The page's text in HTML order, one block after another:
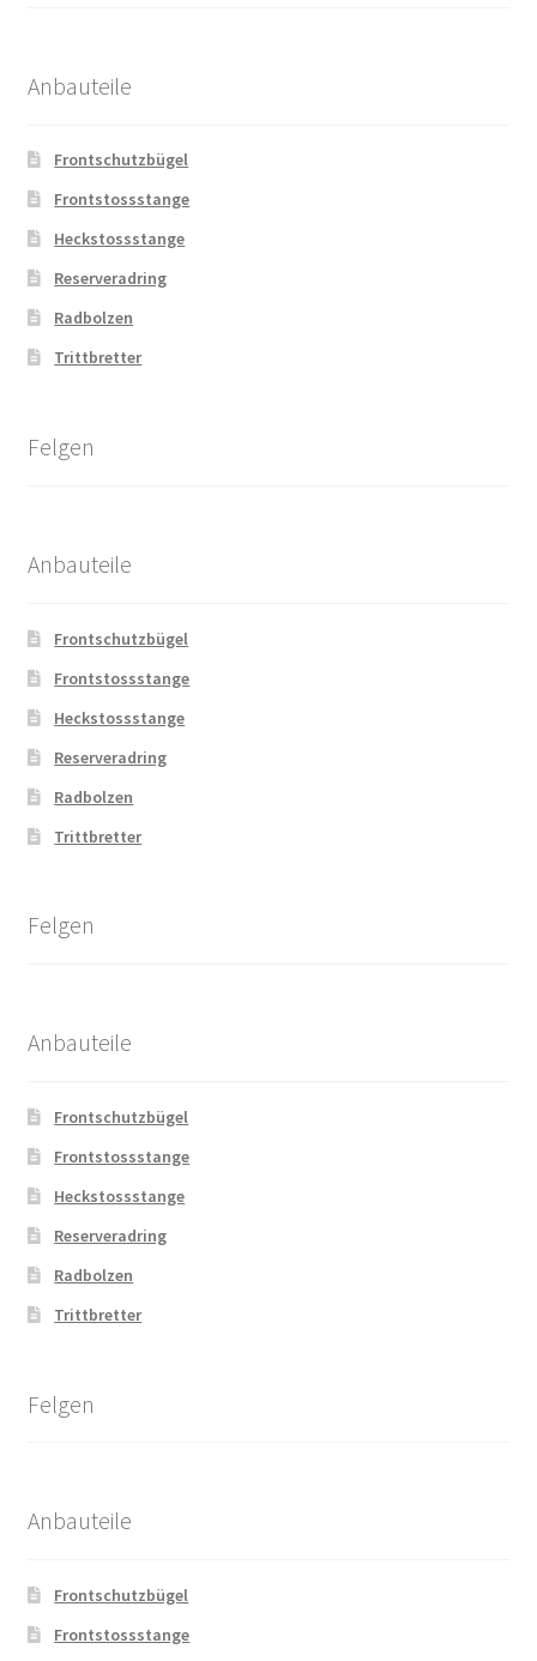
Anbauteile
Frontschutzbügel
Frontstossstange
Heckstossstange
Reserveradring
Radbolzen
Trittbretter
Felgen
Anbauteile
Frontschutzbügel
Frontstossstange
Heckstossstange
Reserveradring
Radbolzen
Trittbretter
Felgen
Anbauteile
Frontschutzbügel
Frontstossstange
Heckstossstange
Reserveradring
Radbolzen
Trittbretter
Felgen
Anbauteile
Frontschutzbügel
Frontstossstange